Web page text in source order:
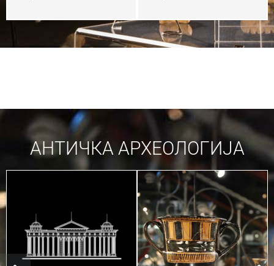
АНТИЧКА АРХЕОЛОГИЈА